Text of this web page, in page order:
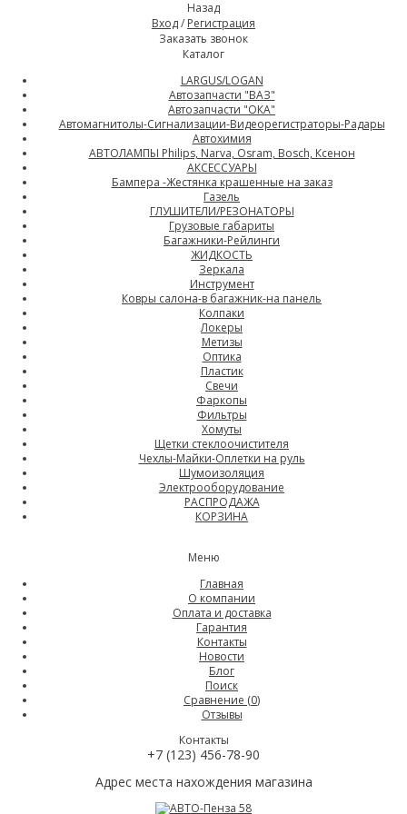
Назад
Вход/ Регистрация
Заказать звонок
Каталог
LARGUS/LOGAN
Автозапчасти "ВАЗ"
Автозапчасти "ОКА"
Автомагнитолы-Сигнализации-Видеорегистраторы-Радары
Автохимия
АВТОЛАМПЫ Philips, Narva, Osram, Bosch, Ксенон
АКСЕССУАРЫ
Бампера -Жестянка крашенные на заказ
Газель
ГЛУШИТЕЛИ/РЕЗОНАТОРЫ
Грузовые габариты
Багажники-Рейлинги
ЖИДКОСТЬ
Зеркала
Инструмент
Ковры салона-в багажник-на панель
Колпаки
Локеры
Метизы
Оптика
Пластик
Свечи
Фаркопы
Фильтры
Хомуты
Щетки стеклоочистителя
Чехлы-Майки-Оплетки на руль
Шумоизоляция
Электрооборудование
РАСПРОДАЖА
КОРЗИНА
Меню
Главная
О компании
Оплата и доставка
Гарантия
Контакты
Новости
Блог
Поиск
Сравнение (0)
Отзывы
Контакты
+7 (123) 456-78-90
Адрес места нахождения магазина